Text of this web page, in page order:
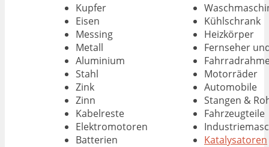
Kupfer
Eisen
Messing
Metall
Aluminium
Stahl
Zink
Zinn
Kabelreste
Elektromotoren
Batterien
Kühlschrank
Heizkörper
Fernseher
Motorräder
Automobile
Stangen &
Fahrzeugteile
Katalysatoren